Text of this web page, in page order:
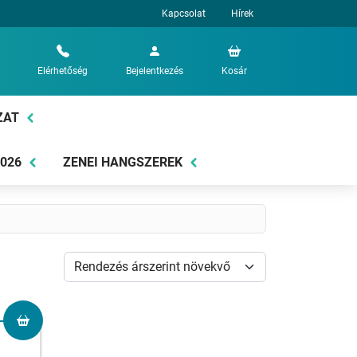
Kapcsolat Hírek
Elérhetőség Bejelentkezés Kosár
ZENEI HANGSZEREK